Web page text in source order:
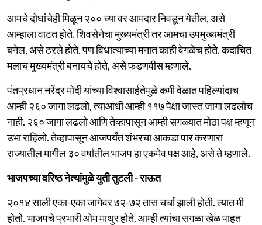
आमचे दोघांचेही मिळून २०० च्या वर आमदार निवडून येतील, असे
आम्हाला वाटत होते. शिवसेनेचा मुख्यमंत्री तर आमचा उपमुख्यमंत्री
बनेल, असे ठरले होते. पण विधात्याच्या मनात काही वेगळेच होते. कदाचित
मलाच मुख्यमंत्री बनायचे होते, असे फडणवीस म्हणाले.
पंतप्रधान नरेंद्र मोदी यांच्या विश्वासार्हतेमुळे कमी वेळात पहिल्यांदाच
आम्ही २६० जागा लढलो, त्याआधी आम्ही ११७ पेक्षा जास्त जागा लढलोच
नाही. २६० जागा लढलो आणि तेव्हापासून आम्ही सगळ्यात मोठा पक्ष म्हणून
उभा राहिलो. तेव्हापासून आजपर्यंत शंभरचा आकडा पार करणारा
राज्यातील मागील ३० वर्षांतील भाजप हा एकमेव पक्ष आहे, असे ते म्हणाले.
भाजपच्या वरिष्ठ नेत्यांमुळे युती तुटली - राऊत
२०१४ साली एका-एका जागेवर ७२-७२ तास चर्चा झाली होती. त्यात मी
होतो. भाजपचे प्रभारी ओम माथुर होते. आम्ही त्यांचा सगळा खेळ पाहत